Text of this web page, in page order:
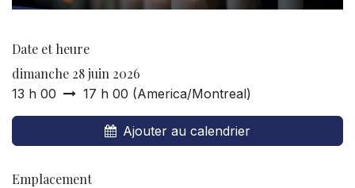
Date et heure
dimanche 28 juin 2026
13 h 00 17 h 00 (America/Montreal)
Ajouter au calendrier
Emplacement